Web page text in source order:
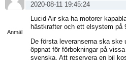
Anmäl
2020-08-11 19:45:24
Lucid Air ska ha motorer
hästkrafter och ett elsystem på
De första leveranserna ska ske
öppnat för förbokningar på
svenska. Att reservera en bil